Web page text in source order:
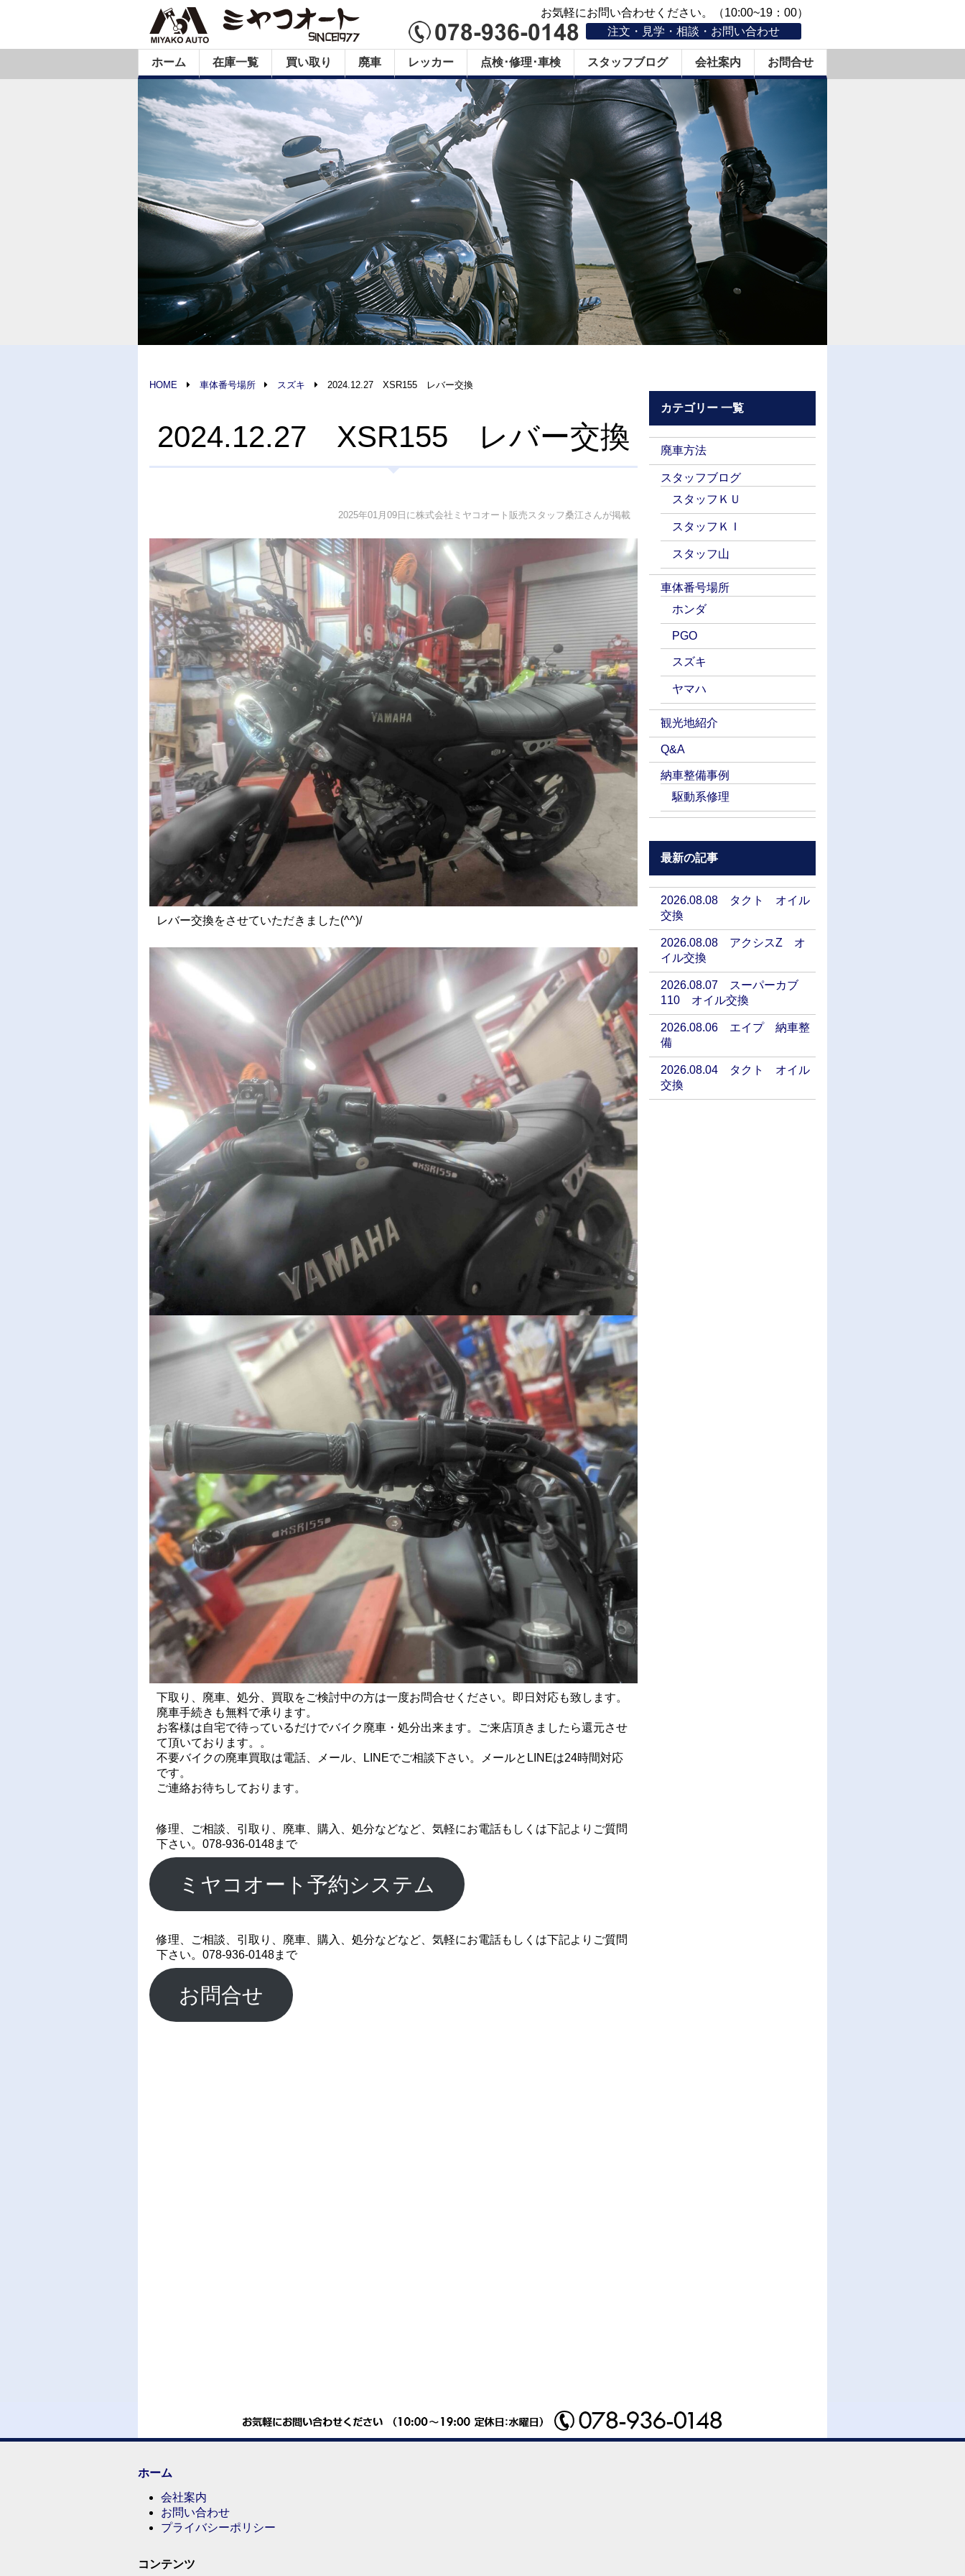
お気軽にお問い合わせください。（10:00~19：00）
注文・見学・相談・お問い合わせ
ホーム 在庫一覧 買い取り 廃車 レッカー 点検･修理･車検 スタッフブログ 会社案内 お問合せ
HOME 車体番号場所 スズキ 2024.12.27 XSR155 レバー交換
2024.12.27 XSR155 レバー交換
2025年01月09日に株式会社ミヤコオート販売スタッフ桑江さんが掲載
レバー交換をさせていただきました(^^)/
下取り、廃車、処分、買取をご検討中の方は一度お問合せください。即日対応も致します。
廃車手続きも無料で承ります。
お客様は自宅で待っているだけでバイク廃車・処分出来ます。ご来店頂きましたら還元させ
て頂いております。。
不要バイクの廃車買取は電話、メール、LINEでご相談下さい。メールとLINEは24時間対応
です。
ご連絡お待ちしております。
修理、ご相談、引取り、廃車、購入、処分などなど、気軽にお電話もしくは下記よりご質問
下さい。078-936-0148まで
ミヤコオート予約システム
修理、ご相談、引取り、廃車、購入、処分などなど、気軽にお電話もしくは下記よりご質問
下さい。078-936-0148まで
お問合せ
カテゴリー 一覧
廃車方法
スタッフブログ
スタッフＫＵ
スタッフＫＩ
スタッフ山
車体番号場所
ホンダ
PGO
スズキ
ヤマハ
観光地紹介
Q&A
納車整備事例
駆動系修理
最新の記事
2026.08.08 タクト オイル
交換
2026.08.08 アクシスZ オ
イル交換
2026.08.07 スーパーカブ
110 オイル交換
2026.08.06 エイプ 納車整
備
2026.08.04 タクト オイル
交換
ホーム
会社案内
お問い合わせ
プライバシーポリシー
コンテンツ